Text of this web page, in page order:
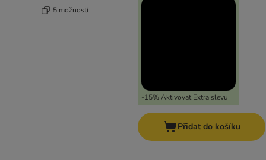
5 možností
-15% Aktivovat Extra slevu
Přidat do košíku